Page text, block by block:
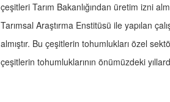
çeşitleri Tarım Bakanlığından üretim izni
Tarımsal Araştırma Enstitüsü ile yapılan
almıştır. Bu çeşitlerin tohumlukları özel
çeşitlerin tohumluklarının önümüzdeki